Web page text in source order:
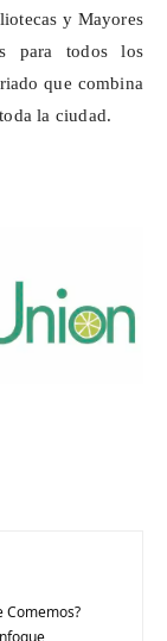
y Mayores
para todos los
que combina
la ciudad.
Comemos?